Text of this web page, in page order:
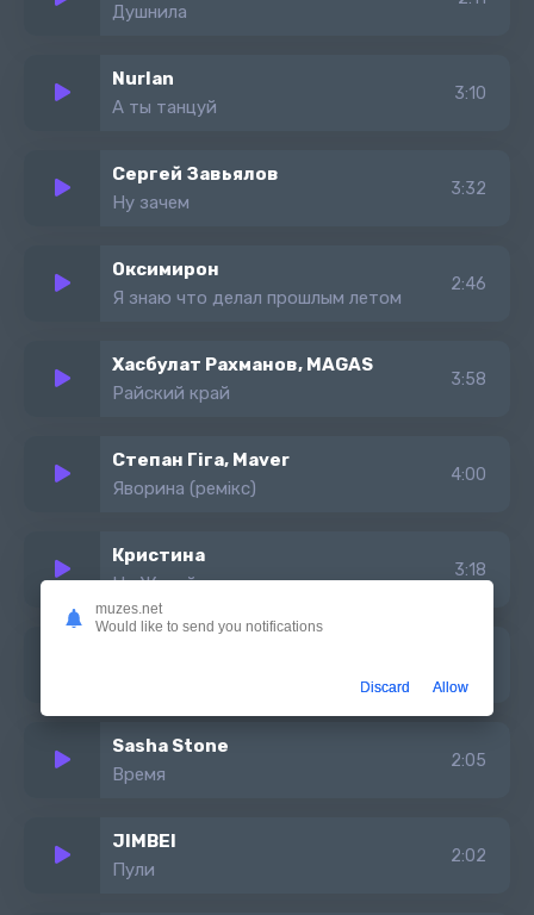
Душнила
Nurlan
А ты танцуй
3:10
Сергей Завьялов
Ну зачем
3:32
Оксимирон
Я знаю что делал прошлым летом
2:46
Хасбулат Рахманов, MAGAS
Райский край
3:58
Степан Гіга, Maver
Яворина (ремiкс)
4:00
Кристина
Не Жалей
3:18
Sasha Stone
Время
2:05
JIMBEI
Пули
2:02
muzes.net
Would like to send you notifications
Discard Allow